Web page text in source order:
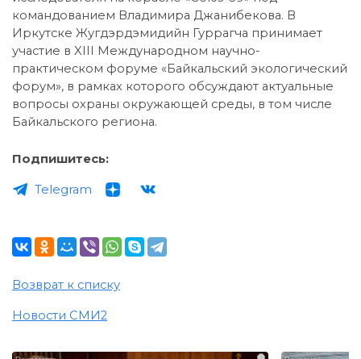
командованием Владимира Джанибекова. В
Иркутске Жугдэрдэмидийн Гуррагча принимает
участие в XIII Международном научно-
практическом форуме «Байкальский экологический
форум», в рамках которого обсуждают актуальные
вопросы охраны окружающей среды, в том числе
Байкальского региона.
Подпишитесь:
Telegram
Возврат к списку
Новости СМИ2
i